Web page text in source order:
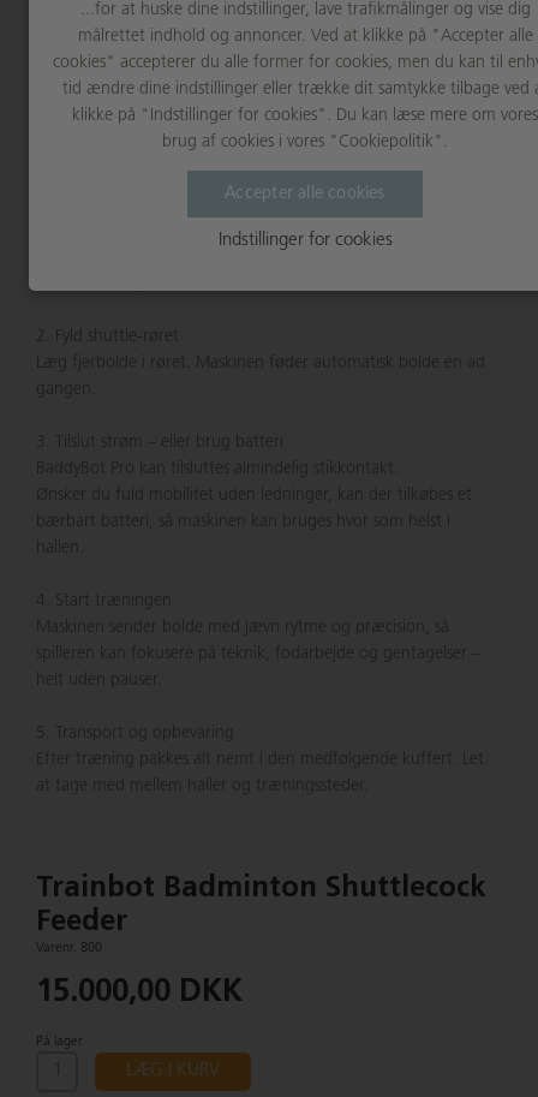
Smash and Net Play: Kombineret træning af power og finesse
Sweeping Mode: Kontinuerlig horisontal bevægelse på tværs af
alle slagtyper
Four-Corner Mode: Tilfældige og kontinuerlige slag fra hjørne
til hjørne
Six-Point Mode: Avanceret tilfældig placering for alsidig træning
2. Fyld shuttle-røret
Læg fjerbolde i røret. Maskinen føder automatisk bolde én ad
gangen.
3. Tilslut strøm – eller brug batteri
BaddyBot Pro kan tilsluttes almindelig stikkontakt.
Ønsker du fuld mobilitet uden ledninger, kan der tilkøbes et
bærbart batteri, så maskinen kan bruges hvor som helst i
hallen.
4. Start træningen
Maskinen sender bolde med jævn rytme og præcision, så
spilleren kan fokusere på teknik, fodarbejde og gentagelser –
helt uden pauser.
5. Transport og opbevaring
Efter træning pakkes alt nemt i den medfølgende kuffert. Let
at tage med mellem haller og træningssteder.
Trainbot Badminton Shuttlecock
Feeder
Varenr. 800
15.000,00 DKK
På lager
LÆG I KURV
...for at huske dine indstillinger, lave trafikmålinger og vise dig
målrettet indhold og annoncer. Ved at klikke på "Accepter alle
cookies" accepterer du alle former for cookies, men du kan til
tid ændre dine indstillinger eller trække dit samtykke tilbage ved
klikke på "Indstillinger for cookies". Du kan læse mere om vores
brug af cookies i vores "Cookiepolitik".
Accepter alle cookies
Indstillinger for cookies